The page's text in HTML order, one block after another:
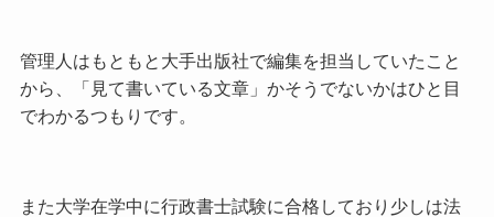
管理人はもともと大手出版社で編集を担当していたこと
から、「見て書いている文章」かそうでないかはひと目
でわかるつもりです。
また大学在学中に行政書士試験に合格しており少しは法